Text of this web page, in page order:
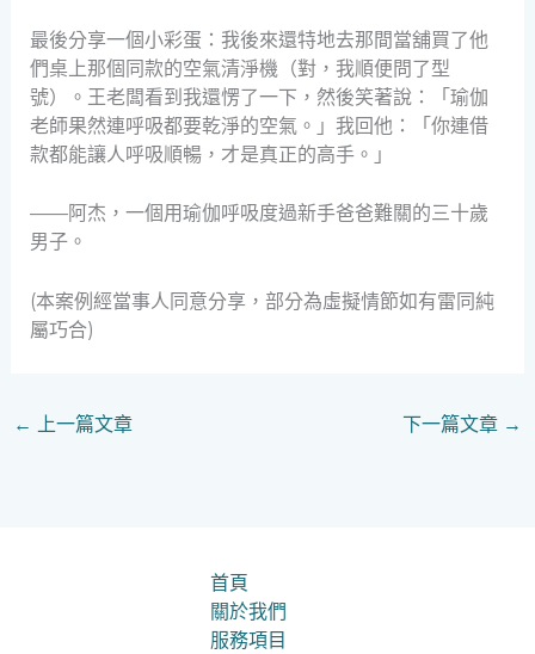
最後分享一個小彩蛋：我後來還特地去那間當舖買了他
們桌上那個同款的空氣清淨機（對，我順便問了型
號）。王老闆看到我還愣了一下，然後笑著說：「瑜伽
老師果然連呼吸都要乾淨的空氣。」我回他：「你連借
款都能讓人呼吸順暢，才是真正的高手。」
——阿杰，一個用瑜伽呼吸度過新手爸爸難關的三十歲
男子。
(本案例經當事人同意分享，部分為虛擬情節如有雷同純
屬巧合)
← 上一篇文章 下一篇文章 →
首頁
關於我們
服務項目